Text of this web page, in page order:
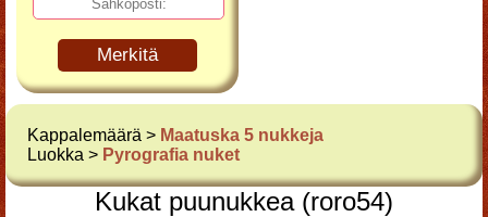
Merkitä
Kappalemäärä > Maatuska 5 nukkeja
Luokka > Pyrografia nuket
Kukat puunukkea (roro54)